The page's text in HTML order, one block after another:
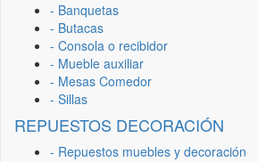
- Banquetas
- Butacas
- Consola o recibidor
- Mueble auxiliar
- Mesas Comedor
- Sillas
REPUESTOS DECORACIÓN
- Repuestos muebles y decoración